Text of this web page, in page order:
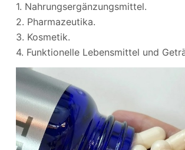
1. Nahrungsergänzungsmittel.
2. Pharmazeutika.
3. Kosmetik.
4. Funktionelle Lebensmittel und